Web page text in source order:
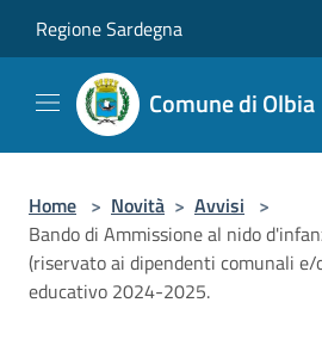
Regione Sardegna
Comune di Olbia
Home > Novità > Avvisi >
Bando di Ammissione al nido
(riservato ai dipendenti comunali e/
educativo 2024-2025.